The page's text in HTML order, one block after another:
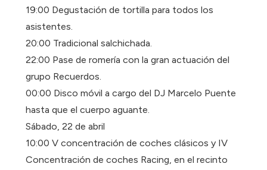
19:00 Degustación de tortilla para todos los
asistentes.
20:00 Tradicional salchichada.
22:00 Pase de romería con la gran actuación del
grupo Recuerdos.
00:00 Disco móvil a cargo del DJ Marcelo Puente
hasta que el cuerpo aguante.
Sábado, 22 de abril
10:00 V concentración de coches clásicos y IV
Concentración de coches Racing, en el recinto